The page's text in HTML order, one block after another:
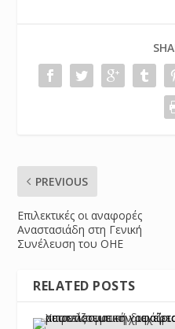
PREVIOUS
Επιλεκτικές οι αναφορές
Αναστασιάδη στη Γενική
Συνέλευση του ΟΗΕ
RELATED POSTS